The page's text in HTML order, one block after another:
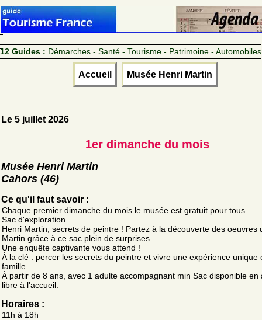
12 Guides : Démarches - Santé - Tourisme - Patrimoine - Automobiles
Accueil Musée Henri Martin
Le 5 juillet 2026
1er dimanche du mois
Musée Henri Martin
Cahors (46)
Ce qu'il faut savoir :
Chaque premier dimanche du mois le musée est gratuit pour tous.
Sac d'exploration
Henri Martin, secrets de peintre ! Partez à la découverte des oeuvres
Martin grâce à ce sac plein de surprises.
Une enquête captivante vous attend !
À la clé : percer les secrets du peintre et vivre une expérience unique
famille.
À partir de 8 ans, avec 1 adulte accompagnant min Sac disponible en
libre à l'accueil.
Horaires :
11h à 18h